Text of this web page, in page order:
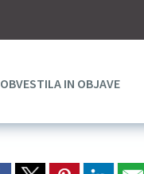
OBVESTILA IN OBJAVE